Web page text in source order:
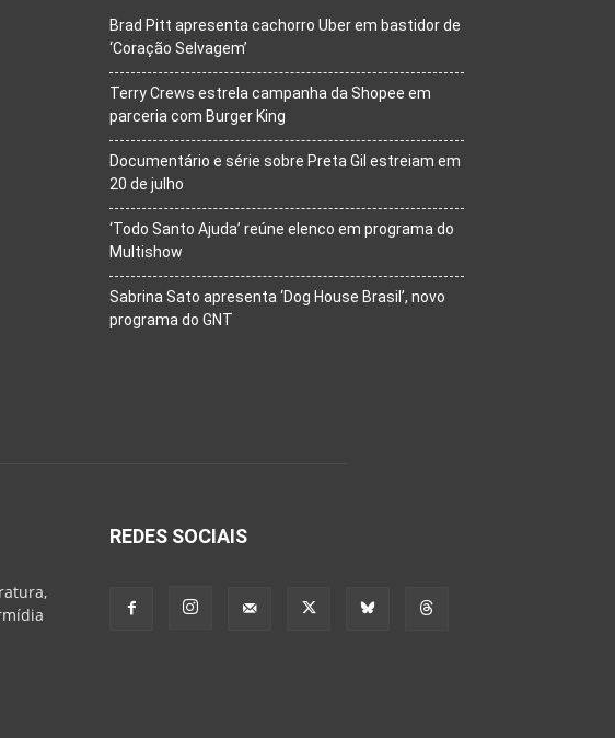
Brad Pitt apresenta cachorro Uber em bastidor de
‘Coração Selvagem’
Terry Crews estrela campanha da Shopee em
parceria com Burger King
Documentário e série sobre Preta Gil estreiam em
20 de julho
‘Todo Santo Ajuda’ reúne elenco em programa do
Multishow
Sabrina Sato apresenta ‘Dog House Brasil’, novo
programa do GNT
REDES SOCIAIS